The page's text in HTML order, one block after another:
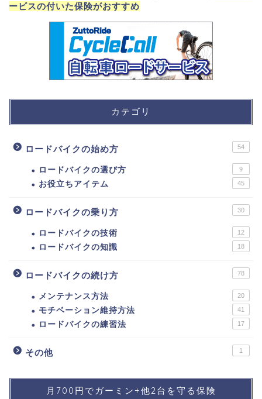
ービスの付いた保険がおすすめ
カテゴリ
ロードバイクの始め方 54
ロードバイクの選び方 9
お役立ちアイテム 45
ロードバイクの乗り方 30
ロードバイクの技術 12
ロードバイクの知識 18
ロードバイクの続け方 78
メンテナンス方法 20
モチベーション維持方法 41
ロードバイクの練習法 17
その他 1
月700円でガーミン+他2台を守る保険